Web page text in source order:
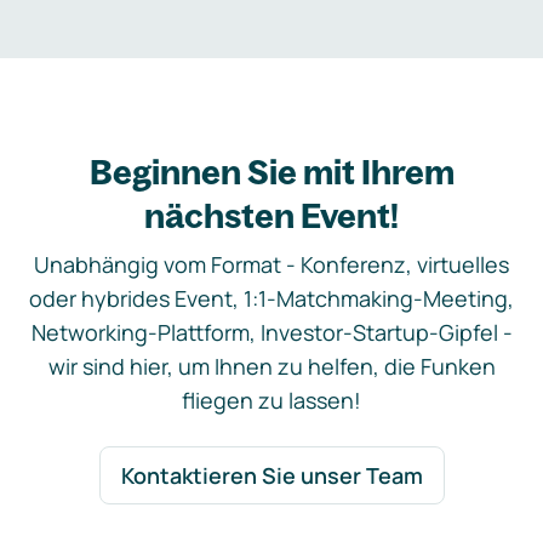
Beginnen Sie mit Ihrem
nächsten Event!
Unabhängig vom Format - Konferenz, virtuelles
oder hybrides Event, 1:1-Matchmaking-Meeting,
Networking-Plattform, Investor-Startup-Gipfel -
wir sind hier, um Ihnen zu helfen, die Funken
fliegen zu lassen!
Kontaktieren Sie unser Team